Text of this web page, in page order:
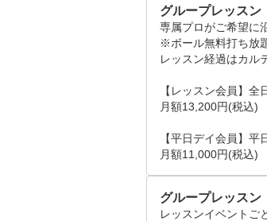
グループレッスン
専属プロがご希望に
※ボール無料打ち放
レッスン経過はカル
【レッスン会員】全
月額13,200円(税込)
【平日デイ会員】
グループレッスン
レッスンイベントご